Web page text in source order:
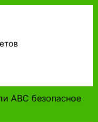
АВС безопасное